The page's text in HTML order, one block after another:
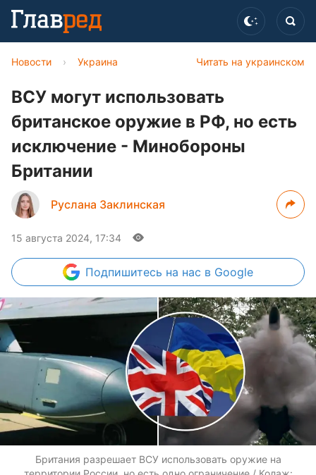
Читать на украинском
Новости › Украина
ВСУ могут использовать
британское оружие в РФ, но есть
исключение - Минобороны
Британии
Руслана Заклинская
15 августа 2024, 17:34
Подпишитесь на нас в Google
Британия разрешает ВСУ использовать оружие на